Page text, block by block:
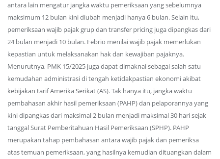
antara lain mengatur jangka waktu pemeriksaan yang sebelumnya
maksimum 12 bulan kini diubah menjadi hanya 6 bulan. Selain itu,
pemeriksaan wajib pajak grup dan transfer pricing juga dipangkas dari
24 bulan menjadi 10 bulan. Febrio menilai wajib pajak memerlukan
kepastian untuk melaksanakan hak dan kewajiban pajaknya.
Menurutnya, PMK 15/2025 juga dapat dimaknai sebagai salah satu
kemudahan administrasi di tengah ketidakpastian ekonomi akibat
kebijakan tarif Amerika Serikat (AS). Tak hanya itu, jangka waktu
pembahasan akhir hasil pemeriksaan (PAHP) dan pelaporannya yang
kini dipangkas dari maksimal 2 bulan menjadi maksimal 30 hari sejak
tanggal Surat Pemberitahuan Hasil Pemeriksaan (SPHP). PAHP
merupakan tahap pembahasan antara wajib pajak dan pemeriksa
atas temuan pemeriksaan, yang hasilnya kemudian dituangkan dalam